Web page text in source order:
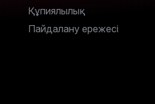
Құпиялылық
Пайдалану ережесі